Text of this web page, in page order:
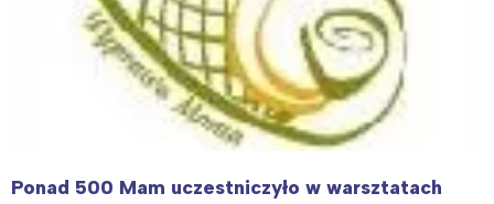
Ponad 500 Mam uczestniczyło w warsztatach